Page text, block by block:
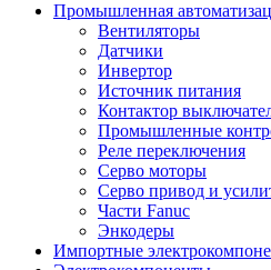
Промышленная
Вентиляторы
Датчики
Инвертор
Источник питания
Контактор
Промышленные
Реле переключения
Серво моторы
Серво привод и
Части Fanuc
Энкодеры
Импортные